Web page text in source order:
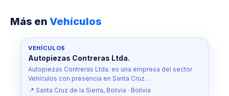
Más en Vehículos
VEHÍCULOS
Autopiezas Contreras Ltda.
Autopiezas Contreras Ltda. es una empresa del sector
Vehículos con presencia en Santa Cruz…
📍 Santa Cruz de la Sierra, Bolivia · Bolivia